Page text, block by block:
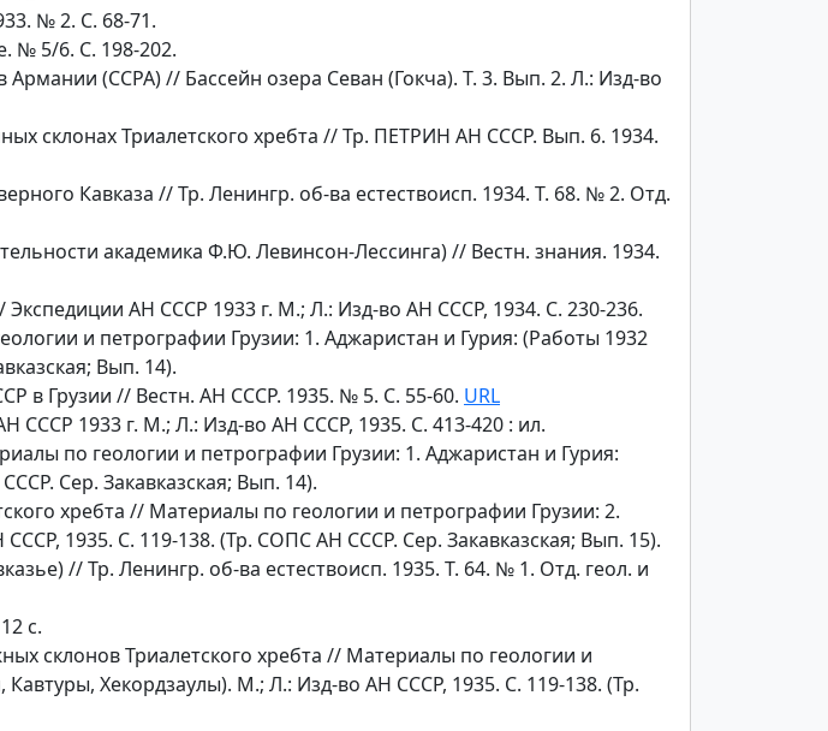
№ 2. С. 68-71.
№ 5/6. С. 198-202.
(ССРА) // Бассейн озера Севан (Гокча). Т. 3. Вып. 2. Л.: Изд-во
склонах Триалетского хребта // Тр. ПЕТРИН АН СССР. Вып. 6. 1934.
Кавказа // Тр. Ленингр. об-ва естествоисп. 1934. Т. 68. № 2. Отд.
академика Ф.Ю. Левинсон-Лессинга) // Вестн. знания. 1934.
АН СССР 1933 г. М.; Л.: Изд-во АН СССР, 1934. С. 230-236.
и петрографии Грузии: 1. Аджаристан и Гурия: (Работы 1932
Вып. 14).
в Грузии // Вестн. АН СССР. 1935. № 5. С. 55-60. URL
СССР 1933 г. М.; Л.: Изд-во АН СССР, 1935. С. 413-420 : ил.
по геологии и петрографии Грузии: 1. Аджаристан и Гурия:
Сер. Закавказская; Вып. 14).
хребта // Материалы по геологии и петрографии Грузии: 2.
1935. С. 119-138. (Тр. СОПС АН СССР. Сер. Закавказская; Вып. 15).
// Тр. Ленингр. об-ва естествоисп. 1935. Т. 64. № 1. Отд. геол. и
с.
склонов Триалетского хребта // Материалы по геологии и
Хекордзаулы). М.; Л.: Изд-во АН СССР, 1935. С. 119-138. (Тр.